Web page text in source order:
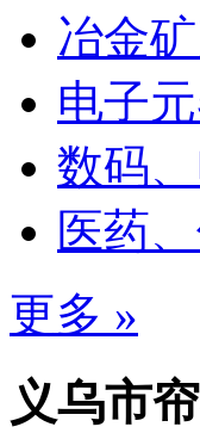
冶金
电子
数码
医药
更多 »
义乌市